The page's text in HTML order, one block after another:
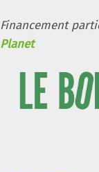
Financement
Planet